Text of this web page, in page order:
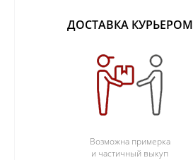
ДОСТАВКА КУРЬЕРОМ
Возможна примерка
и частичный выкуп